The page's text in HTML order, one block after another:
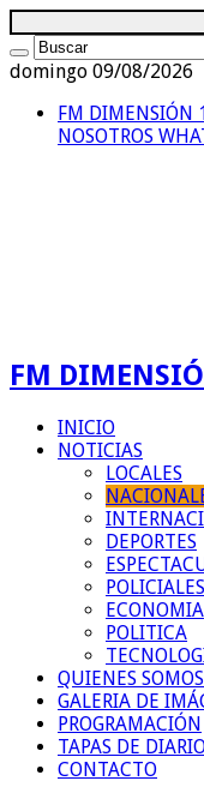
domingo 09/08/2026
FM DIMENSIÓN
NOSOTROS
FM
INICIO
NOTICIAS
LOCALES
DEPORTES
POLICIALES
ECONOMIA
POLITICA
QUIENES
GALERIA DE
PROGRAMACIÓN
TAPAS DE
CONTACTO